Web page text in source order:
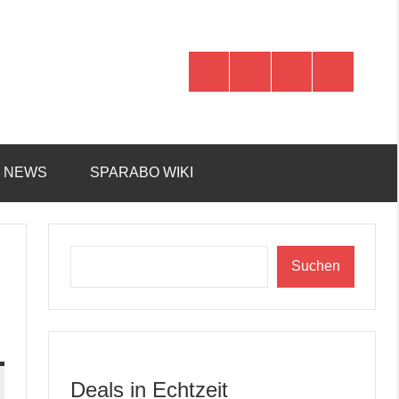
NEWS SPARABO WIKI
Suchen
Deals in Echtzeit